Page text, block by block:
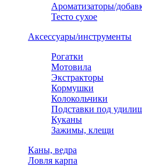
Ароматизаторы/
Тесто сухое
Аксессуары/инструменты
Рогатки
Мотовила
Экстракторы
Кормушки
Колокольчики
Подставки под
Куканы
Зажимы, клещи
Каны, ведра
Ловля карпа